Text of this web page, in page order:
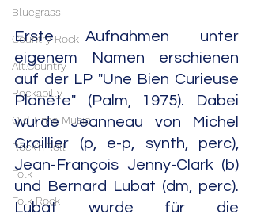
Bluegrass
Country Rock
Alt.Country
Rockabilly
Old Time Music
Rock'n'Roll
Folk
Folk Rock
Erste Aufnahmen unter
eigenem Namen erschienen
auf der LP "Une Bien Curieuse
Planète" (Palm, 1975). Dabei
wurde Jeanneau von Michel
Graillier (p, e-p, synth, perc),
Jean-François Jenny-Clark (b)
und Bernard Lubat (dm, perc).
Lubat wurde für die